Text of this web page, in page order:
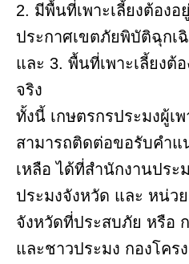
2. มีพื้นที่เพาะเลี้ยงต้อง
ประกาศเขตภัยพิบัติฉุกเ
และ 3. พื้นที่เพาะเลี้ยงต้
จริง
ทั้งนี้ เกษตรกรประมงผู้เ
สามารถติดต่อขอรับคำ
เหลือ ได้ที่สำนักงานประ
ประมงจังหวัด และ หน่ว
จังหวัดที่ประสบภัย หรือ
และชาวประมง กองโคร